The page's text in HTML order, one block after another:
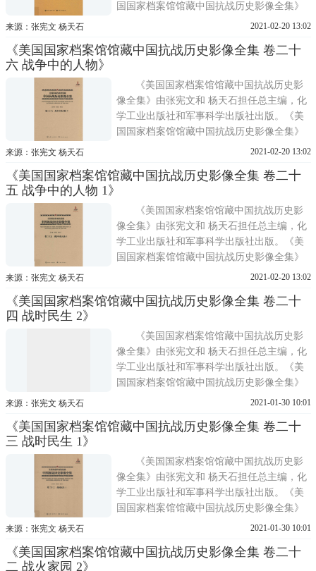
国国家档案馆馆藏中国抗战历史影像全集》
共分30卷，从战场、训练、军备、医疗、国
抗战时期敌后战场、正面战场和国际合作的
抗战历史影像全集
来源：张宪文 杨天石 2021-02-20 13:02
《美国国家档案馆馆藏中国抗战历史影像全集 卷二十
六 战争中的人物》
《美国国家档案馆馆藏中国抗战历史影
像全集》由张宪文和 杨天石担任总主编，化
学工业出版社和军事科学出版社出版。《美
国国家档案馆馆藏中国抗战历史影像全集》
共分30卷，从战场、训练、军备、医疗、国
抗战时期敌后战场、正面战场和国际合作的
抗战历史影像全集
来源：张宪文 杨天石 2021-02-20 13:02
《美国国家档案馆馆藏中国抗战历史影像全集 卷二十
五 战争中的人物 1》
《美国国家档案馆馆藏中国抗战历史影
像全集》由张宪文和 杨天石担任总主编，化
学工业出版社和军事科学出版社出版。《美
国国家档案馆馆藏中国抗战历史影像全集》
共分30卷，从战场、训练、军备、医疗、国
抗战时期敌后战场、正面战场和国际合作的
抗战历史影像全集
来源：张宪文 杨天石 2021-02-20 13:02
《美国国家档案馆馆藏中国抗战历史影像全集 卷二十
四 战时民生 2》
《美国国家档案馆馆藏中国抗战历史影
像全集》由张宪文和 杨天石担任总主编，化
学工业出版社和军事科学出版社出版。《美
国国家档案馆馆藏中国抗战历史影像全集》
共分30卷，从战场、训练、军备、医疗、国
抗战时期敌后战场、正面战场和国际合作的
抗战历史影像全集
来源：张宪文 杨天石 2021-01-30 10:01
《美国国家档案馆馆藏中国抗战历史影像全集 卷二十
三 战时民生 1》
《美国国家档案馆馆藏中国抗战历史影
像全集》由张宪文和 杨天石担任总主编，化
学工业出版社和军事科学出版社出版。《美
国国家档案馆馆藏中国抗战历史影像全集》
共分30卷，从战场、训练、军备、医疗、国
抗战时期敌后战场、正面战场和国际合作的
来源：张宪文 杨天石 2021-01-30 10:01
《美国国家档案馆馆藏中国抗战历史影像全集 卷二十
二 战火家园 2》